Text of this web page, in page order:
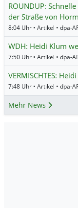
ROUNDUP:
der Straße von
8:04 Uhr • Artikel • dpa-
WDH: Heidi Klum
7:50 Uhr • Artikel • dpa-
VERMISCHTES:
7:48 Uhr • Artikel • dpa-
Mehr News